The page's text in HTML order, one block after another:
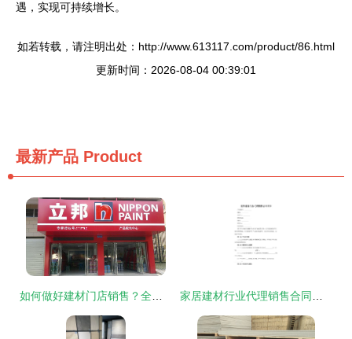
遇，实现可持续增长。
如若转载，请注明出处：http://www.613117.com/product/86.html
更新时间：2026-08-04 00:39:01
最新产品 Product